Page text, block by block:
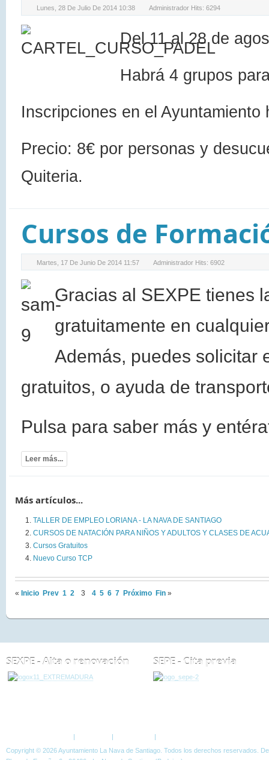
Lunes, 28 De Julio De 2014 10:38 Administrador Hits: 6294
Del 11 al 28 de
Habrá 4 grupos
Inscripciones en el
Precio: 8€ por personas y
Quiteria.
Cursos de
Martes, 17 De Junio De 2014 11:57 Administrador Hits: 6902
Gracias al SEXPE tienes
gratuitamente en
Además, puedes solicitar
gratuitos, o ayuda de
Pulsa para saber más y
Leer más...
Más artículos...
TALLER DE EMPLEO LORIANA - LA NAVA DE SANTIAGO
CURSOS DE NATACIÓN PARA NIÑOS Y ADULTOS Y CLASES DE
Cursos Gratuitos
Nuevo Curso TCP
« Inicio Prev 1 2 3 4 5 6 7 Próximo Fin »
SEXPE - Alta o renovación SEPE - Cita previa
| | |
Copyright © 2026 Ayuntamiento La Nava de Santiago. Todos los derechos reservados.